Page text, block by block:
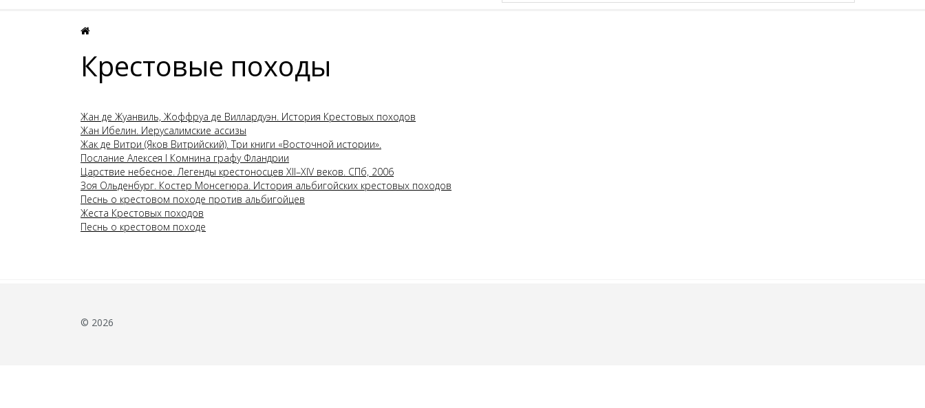
Крестовые походы
Жан де Жуанвиль, Жоффруа де Виллардуэн. История Крестовых походов
Жан Ибелин. Иерусалимские ассизы
Жак де Витри (Яков Витрийский). Три книги «Восточной истории».
Послание Алексея I Комнина графу Фландрии
Царствие небесное. Легенды крестоносцев XII–XIV веков. СПб, 2006
Зоя Ольденбург. Костер Монсегюра. История альбигойских крестовых походов
Песнь о крестовом походе против альбигойцев
Жеста Крестовых походов
Песнь о крестовом походе
© 2026